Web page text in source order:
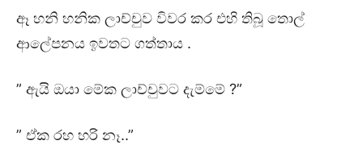
ඈ හනි හනික ලාච්චුව විවර කර එහි තිබූ තොල්
ආලේපනය ඉවතට ගත්තාය .
” ඇයි ඔයා මේක ලාච්චුවට දැම්මේ ?”
” ඒක රහ හරි නෑ..”